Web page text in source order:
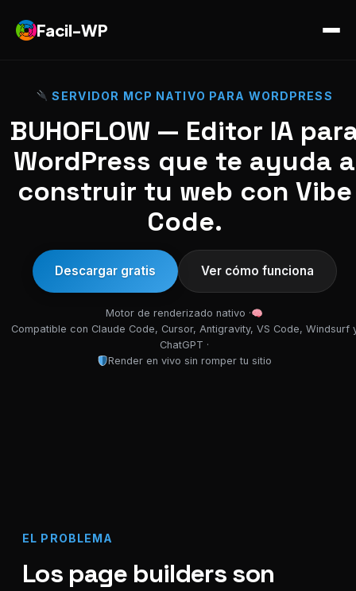
Facil-WP
SERVIDOR MCP NATIVO PARA WORDPRESS
BUHOFLOW — Editor IA
WordPress que te ayuda a
construir tu web con Vibe
Code.
Descargar gratis Ver cómo funciona
Motor de renderizado nativo ·
Compatible con Claude Code, Cursor, Antigravity, VS Code, Windsurf
ChatGPT ·
Render en vivo sin romper tu sitio
EL PROBLEMA
Los page builders son